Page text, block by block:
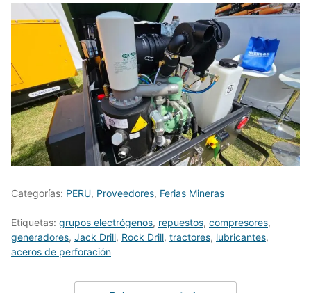
Categorías: PERU, Proveedores, Ferias Mineras
Etiquetas: grupos electrógenos, repuestos, compresores,
generadores, Jack Drill, Rock Drill, tractores, lubricantes,
aceros de perforación